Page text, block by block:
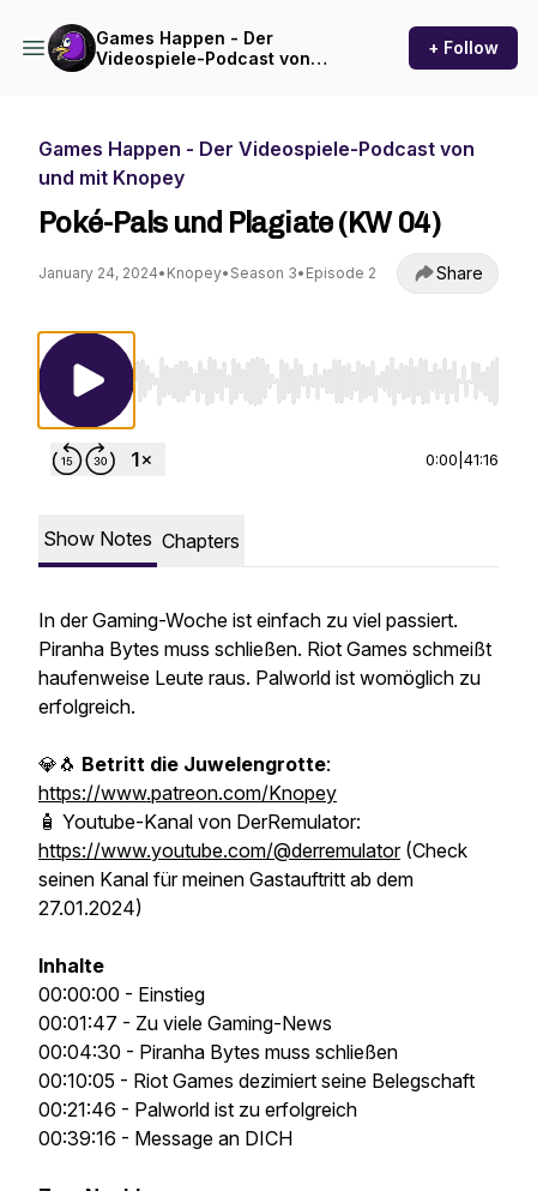
Games Happen - Der
Videospiele-Podcast von
+ Follow
Games Happen - Der Videospiele-Podcast von
und mit Knopey
Poké-Pals und Plagiate (KW 04)
January 24, 2024• Knopey• Season 3• Episode 2 Share
Use Left/Right to seek, Home/End to jump
0:00 41:16
Show Notes Chapters
In der Gaming-Woche ist einfach zu viel passiert.
Piranha Bytes muss schließen. Riot Games schmeißt
haufenweise Leute raus. Palworld ist womöglich zu
erfolgreich.
💎🐧 Betritt die Juwelengrotte:
https://www.patreon.com/Knopey
🧴 Youtube-Kanal von DerRemulator:
https://www.youtube.com/@derremulator(Check
seinen Kanal für meinen Gastauftritt ab dem
27.01.2024)
Inhalte
00:00:00 - Einstieg
00:01:47 - Zu viele Gaming-News
00:04:30 - Piranha Bytes muss schließen
00:10:05 - Riot Games dezimiert seine Belegschaft
00:21:46 - Palworld ist zu erfolgreich
00:39:16 - Message an DICH